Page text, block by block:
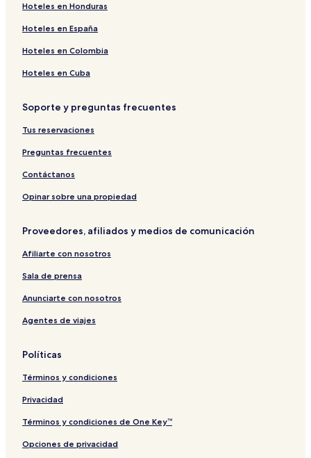
Hoteles en Honduras
Hoteles en España
Hoteles en Colombia
Hoteles en Cuba
Soporte y preguntas frecuentes
Tus reservaciones
Preguntas frecuentes
Contáctanos
Opinar sobre una propiedad
Proveedores, afiliados y medios de comunicación
Afiliarte con nosotros
Sala de prensa
Anunciarte con nosotros
Agentes de viajes
Políticas
Términos y condiciones
Privacidad
Términos y condiciones de One Key™
Opciones de privacidad